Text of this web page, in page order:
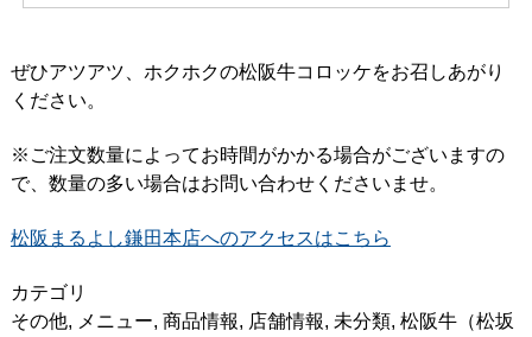
ぜひアツアツ、ホクホクの松阪牛コロッケをお召しあがり
ください。
※ご注文数量によってお時間がかかる場合がございますの
で、数量の多い場合はお問い合わせくださいませ。
松阪まるよし鎌田本店へのアクセスはこちら
カテゴリ
その他, メニュー, 商品情報, 店舗情報, 未分類, 松阪牛（松坂